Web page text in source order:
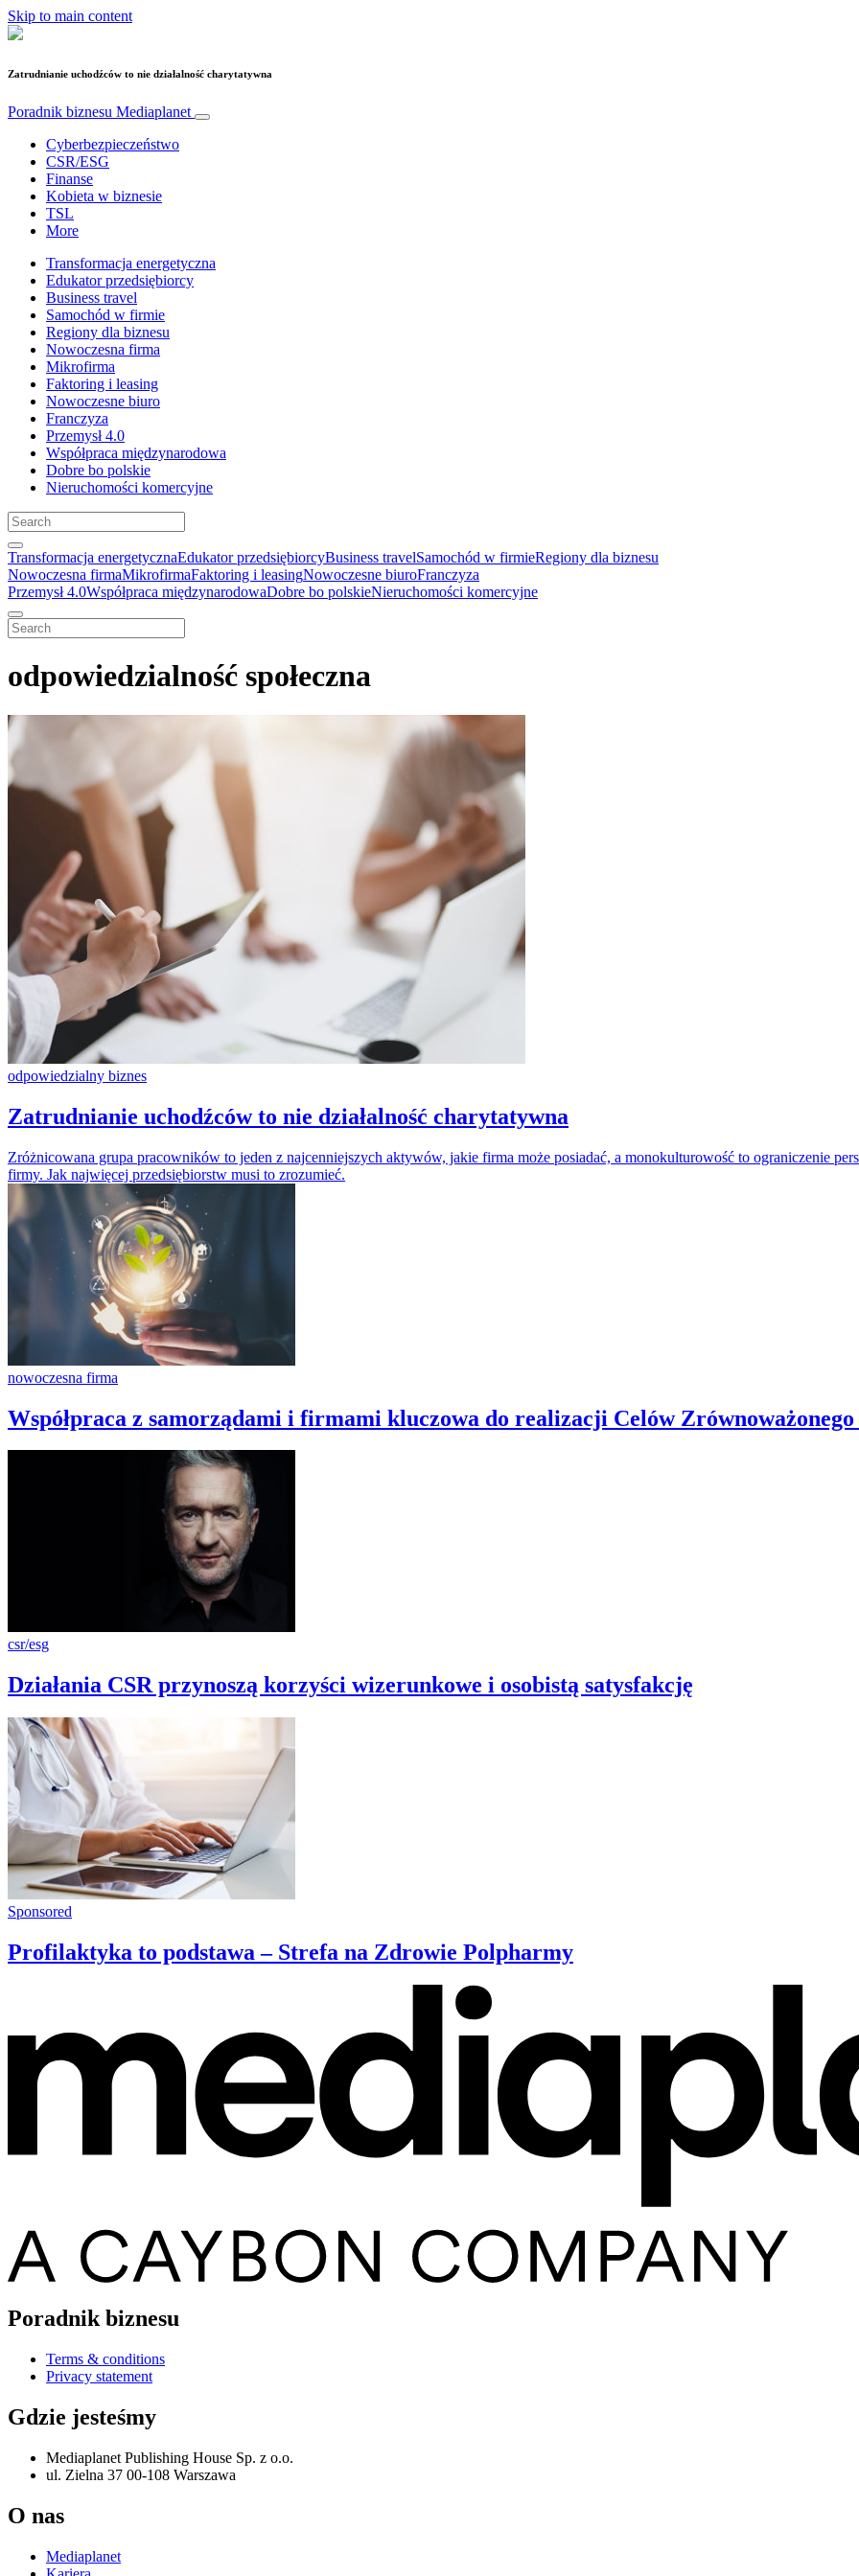
Skip to main content
Zatrudnianie uchodźców to nie działalność charytatywna
Poradnik biznesu Mediaplanet
Cyberbezpieczeństwo
CSR/ESG
Finanse
Kobieta w biznesie
TSL
More
Transformacja energetyczna
Edukator przedsiębiorcy
Business travel
Samochód w firmie
Regiony dla biznesu
Nowoczesna firma
Mikrofirma
Faktoring i leasing
Nowoczesne biuro
Franczyza
Przemysł 4.0
Współpraca międzynarodowa
Dobre bo polskie
Nieruchomości komercyjne
Transformacja energetycznaEdukator przedsiębiorcyBusiness travelSamochód w firmieRegiony dla biznesu
Nowoczesna firmaMikrofirmaFaktoring i leasingNowoczesne biuroFranczyza
Przemysł 4.0Współpraca międzynarodowaDobre bo polskieNieruchomości komercyjne
odpowiedzialność społeczna
odpowiedzialny biznes
Zatrudnianie uchodźców to nie działalność charytatywna
Zróżnicowana grupa pracowników to jeden z najcenniejszych aktywów, jakie firma może posiadać, a monokulturowość to ograniczenie
firmy. Jak najwięcej przedsiębiorstw musi to zrozumieć.
nowoczesna firma
Współpraca z samorządami i firmami kluczowa do realizacji Celów
csr/esg
Działania CSR przynoszą korzyści wizerunkowe i osobistą satysfakcję
Sponsored
Profilaktyka to podstawa – Strefa na Zdrowie Polpharmy
Poradnik biznesu
Terms & conditions
Privacy statement
Gdzie jesteśmy
Mediaplanet Publishing House Sp. z o.o.
ul. Zielna 37 00-108 Warszawa
O nas
Mediaplanet